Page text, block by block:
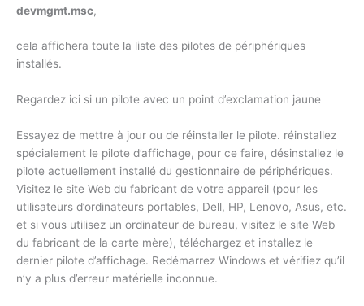
devmgmt.msc,
cela affichera toute la liste des pilotes de périphériques
installés.
Regardez ici si un pilote avec un point d’exclamation jaune
Essayez de mettre à jour ou de réinstaller le pilote. réinstallez
spécialement le pilote d’affichage, pour ce faire, désinstallez le
pilote actuellement installé du gestionnaire de périphériques.
Visitez le site Web du fabricant de votre appareil (pour les
utilisateurs d’ordinateurs portables, Dell, HP, Lenovo, Asus, etc.
et si vous utilisez un ordinateur de bureau, visitez le site Web
du fabricant de la carte mère), téléchargez et installez le
dernier pilote d’affichage. Redémarrez Windows et vérifiez qu’il
n’y a plus d’erreur matérielle inconnue.